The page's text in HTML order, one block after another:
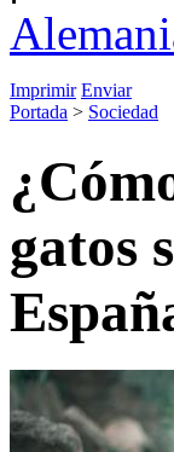
Imprimir Enviar
Portada > Sociedad
gatos